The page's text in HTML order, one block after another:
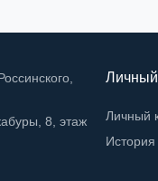
8, этаж
Личный
Личный
История